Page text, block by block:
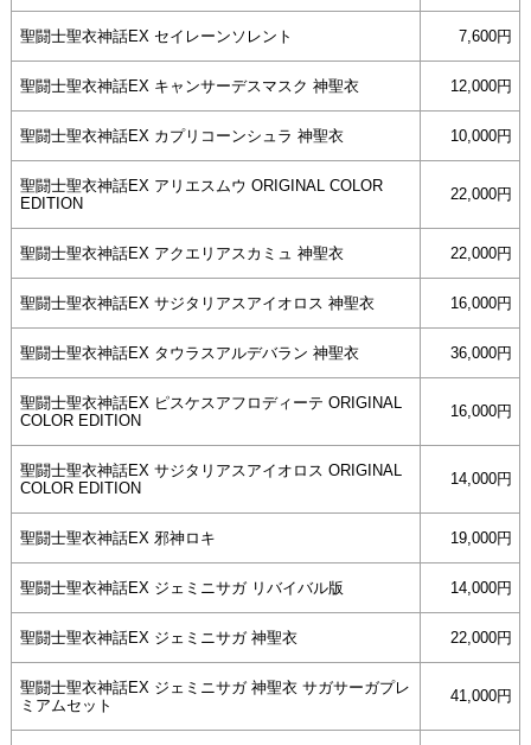
聖闘士聖衣神話EX セイレーンソレント 7,600円
聖闘士聖衣神話EX キャンサーデスマスク 神聖衣 12,000円
聖闘士聖衣神話EX カプリコーンシュラ 神聖衣 10,000円
聖闘士聖衣神話EX アリエスムウ ORIGINAL COLOR
EDITION
22,000円
聖闘士聖衣神話EX アクエリアスカミュ 神聖衣 22,000円
聖闘士聖衣神話EX サジタリアスアイオロス 神聖衣 16,000円
聖闘士聖衣神話EX タウラスアルデバラン 神聖衣 36,000円
聖闘士聖衣神話EX ピスケスアフロディーテ ORIGINAL
COLOR EDITION
16,000円
聖闘士聖衣神話EX サジタリアスアイオロス ORIGINAL
COLOR EDITION
14,000円
聖闘士聖衣神話EX 邪神ロキ 19,000円
聖闘士聖衣神話EX ジェミニサガ リバイバル版 14,000円
聖闘士聖衣神話EX ジェミニサガ 神聖衣 22,000円
聖闘士聖衣神話EX ジェミニサガ 神聖衣 サガサーガプレ
ミアムセット
41,000円